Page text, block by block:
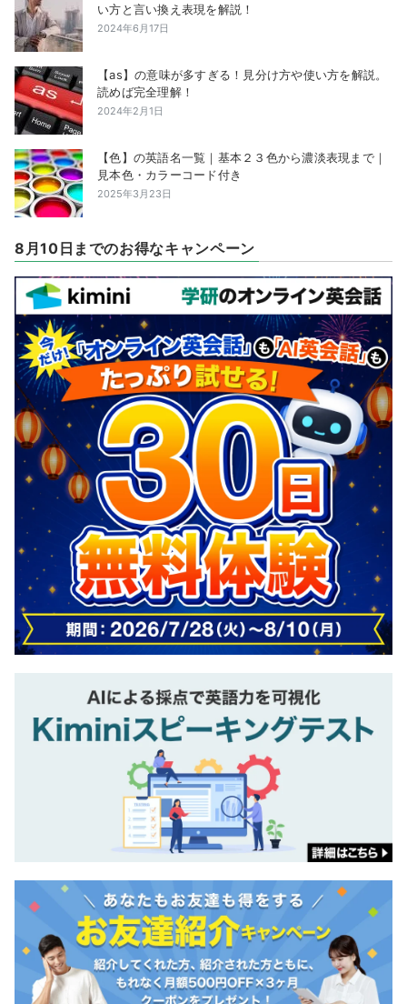
い方と言い換え表現を解説！
2024年6月17日
【as】の意味が多すぎる！見分け方や使い方を解説。
読めば完全理解！
2024年2月1日
【色】の英語名一覧｜基本２３色から濃淡表現まで｜
見本色・カラーコード付き
2025年3月23日
8月10日までのお得なキャンペーン